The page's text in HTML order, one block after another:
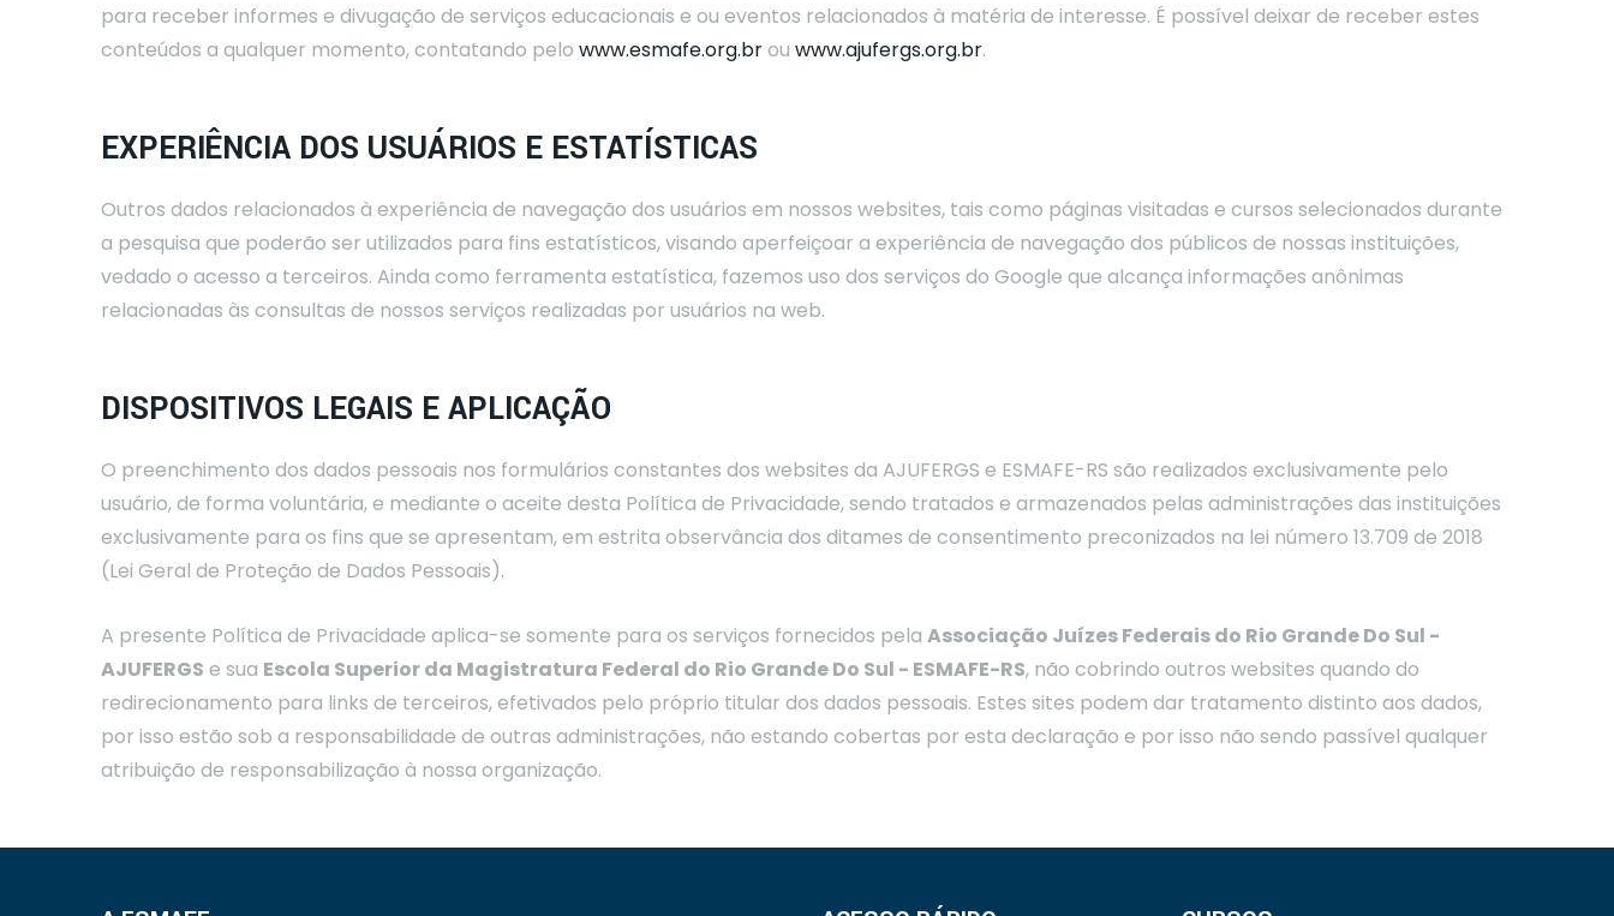
para receber informes e divugação de serviços educacionais e ou eventos relacionados à matéria de interesse. É possível deixar de receber estes
conteúdos a qualquer momento, contatando pelo www.esmafe.org.brou www.ajufergs.org.br.
EXPERIÊNCIA DOS USUÁRIOS E ESTATÍSTICAS
Outros dados relacionados à experiência de navegação dos usuários em nossos websites, tais como páginas visitadas e cursos selecionados durante
a pesquisa que poderão ser utilizados para fins estatísticos, visando aperfeiçoar a experiência de navegação dos públicos de nossas instituições,
vedado o acesso a terceiros. Ainda como ferramenta estatística, fazemos uso dos serviços do Google que alcança informações anônimas
relacionadas às consultas de nossos serviços realizadas por usuários na web.
DISPOSITIVOS LEGAIS E APLICAÇÃO
O preenchimento dos dados pessoais nos formulários constantes dos websites da AJUFERGS e ESMAFE-RS são realizados exclusivamente pelo
usuário, de forma voluntária, e mediante o aceite desta Política de Privacidade, sendo tratados e armazenados pelas administrações das instituições
exclusivamente para os fins que se apresentam, em estrita observância dos ditames de consentimento preconizados na lei número 13.709 de 2018
(Lei Geral de Proteção de Dados Pessoais).
A presente Política de Privacidade aplica-se somente para os serviços fornecidos pela Associação Juízes Federais do Rio Grande Do Sul -
AJUFERGS e sua Escola Superior da Magistratura Federal do Rio Grande Do Sul - ESMAFE-RS, não cobrindo outros websites quando do
redirecionamento para links de terceiros, efetivados pelo próprio titular dos dados pessoais. Estes sites podem dar tratamento distinto aos dados,
por isso estão sob a responsabilidade de outras administrações, não estando cobertas por esta declaração e por isso não sendo passível qualquer
atribuição de responsabilização à nossa organização.